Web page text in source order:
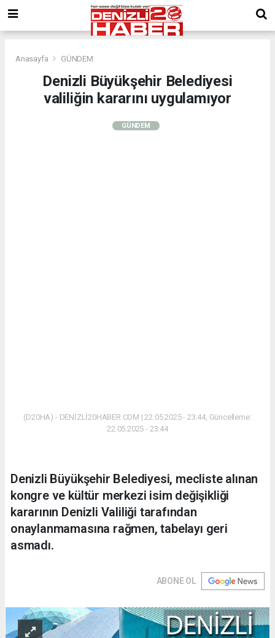
Anasayfa GÜNDEM
Denizli Büyükşehir Belediyesi
valiliğin kararını uygulamıyor
GÜNDEM
(D20HA) - DENİZLİ20HABER.COM | 22.05.2025 - 23:44, Güncelleme:
22.05.2025 - 23:44
Denizli Büyükşehir Belediyesi, mecliste alınan
kongre ve kültür merkezi isim değişikliği
kararının Denizli Valiliği tarafından
onaylanmamasına rağmen, tabelayı geri
asmadı.
ABONE OL